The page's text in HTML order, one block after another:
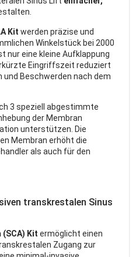
Kit werden präzise und
Winkelstück bei 2000
nur eine kleine Aufklappung
Eingriffszeit reduziert
und Beschwerden nach dem
3 speziell abgestimmte
der Membran
unterstützen. Die
Membran erhöht die
als auch für den
transkrestalen Sinus
Kit ermöglicht einen
Zugang zur